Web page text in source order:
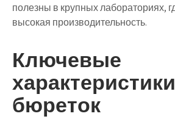
полезны в крупных лабораториях,
высокая производительность.
Ключевые
характеристики
бюреток